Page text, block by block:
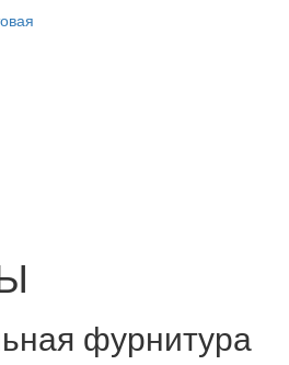
фурнитура